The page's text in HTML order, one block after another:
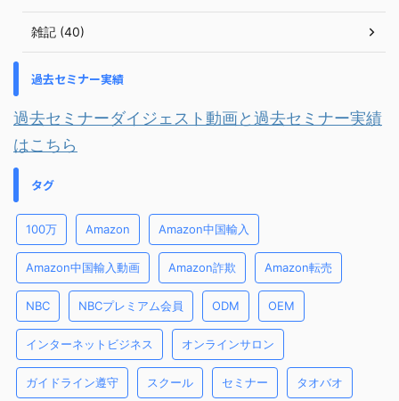
雑記 (40)
過去セミナー実績
過去セミナーダイジェスト動画と過去セミナー実績
はこちら
タグ
100万 Amazon Amazon中国輸入
Amazon中国輸入動画 Amazon詐欺 Amazon転売
NBC NBCプレミアム会員 ODM OEM
インターネットビジネス オンラインサロン
ガイドライン遵守 スクール セミナー タオバオ